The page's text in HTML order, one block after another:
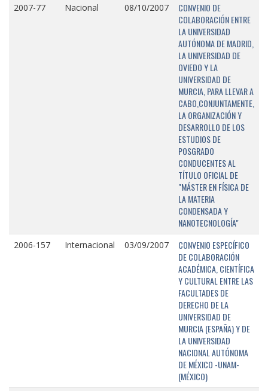
2007-77 Nacional 08/10/2007
CONVENIO DE
COLABORACIÓN ENTRE
LA UNIVERSIDAD
AUTÓNOMA DE MADRID,
LA UNIVERSIDAD DE
OVIEDO Y LA
UNIVERSIDAD DE
MURCIA, PARA LLEVAR A
CABO,CONJUNTAMENTE,
LA ORGANIZACIÓN Y
DESARROLLO DE LOS
ESTUDIOS DE
POSGRADO
CONDUCENTES AL
TÍTULO OFICIAL DE
"MÁSTER EN FÍSICA DE
LA MATERIA
CONDENSADA Y
NANOTECNOLOGÍA"
2006-157 Internacional 03/09/2007
CONVENIO ESPECÍFICO
DE COLABORACIÓN
ACADÉMICA, CIENTÍFICA
Y CULTURAL ENTRE LAS
FACULTADES DE
DERECHO DE LA
UNIVERSIDAD DE
MURCIA (ESPAÑA) Y DE
LA UNIVERSIDAD
NACIONAL AUTÓNOMA
DE MÉXICO -UNAM-
(MÉXICO)